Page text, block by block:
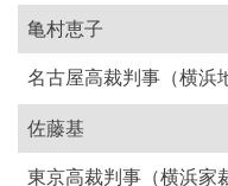
亀村恵子
名古屋高裁判事（横浜
佐藤基
東京高裁判事（横浜家